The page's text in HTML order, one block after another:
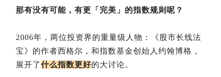
那有没有可能，有更「完美」的指数规则呢？
2006年，两位投资界的重量级人物：《股市长线法
宝》的作者西格尔，和指数基金创始人约翰博格，
展开了什么指数更好的大讨论。